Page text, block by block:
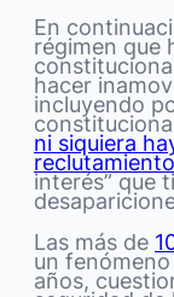
En
régimen que
hacer
incluyendo
ni siquiera
interés” que
Las más de
un
años,